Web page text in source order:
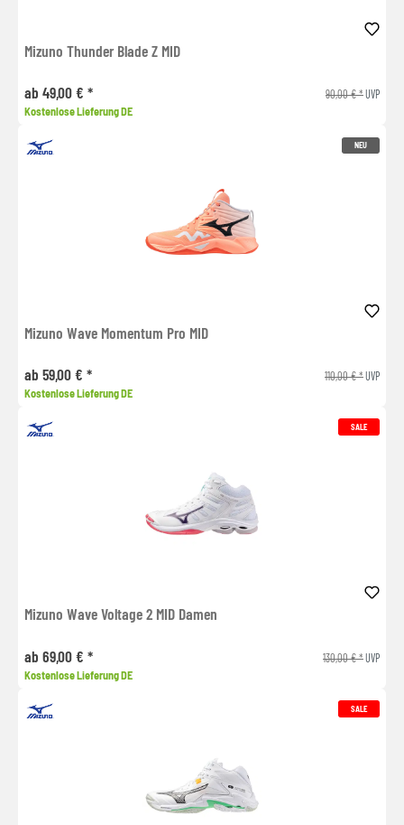
Mizuno Thunder Blade Z MID
ab 49,00 € * 90,00 € *UVP
Kostenlose Lieferung DE
NEU
Mizuno Wave Momentum Pro MID
ab 59,00 € * 110,00 € *UVP
Kostenlose Lieferung DE
SALE
Mizuno Wave Voltage 2 MID Damen
ab 69,00 € * 130,00 € *UVP
Kostenlose Lieferung DE
SALE